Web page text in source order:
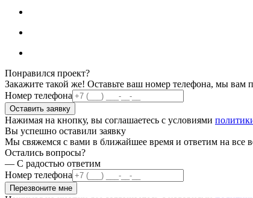
Понравился проект?
Закажите такой же! Оставьте ваш номер телефона, мы вам
Номер телефона
Оставить заявку
Нажимая на кнопку, вы соглашаетесь с условиями
Вы успешно оставили заявку
Мы свяжемся с вами в ближайшее время и ответим на все
Остались вопросы?
— С радостью ответим
Номер телефона
Перезвоните мне